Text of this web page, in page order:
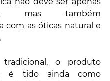
mas também
com as óticas natural e
o produto
é tido ainda como